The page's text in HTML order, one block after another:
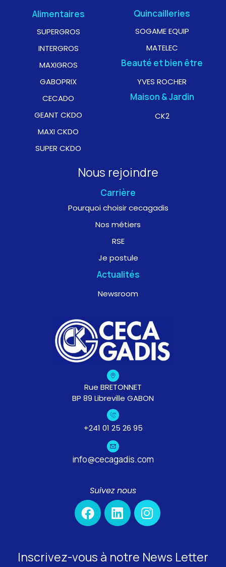
Alimentaires
SUPERGROS
INTERGROS
MAXIGROS
GABOPRIX
CECADO
GEANT CKDO
MAXI CKDO
SUPER CKDO
Quincailleries
SOGAME EQUIP
MATELEC
Beauté et bien être
YVES ROCHER
Maison & Jardin
CK2
Nous rejoindre
Carrière
Pourquoi choisir cecagadis
Nos métiers
RSE
Je postule
Actualités
Newsroom
Rue BRETONNET
BP 89 Libreville GABON
+241 01 25 26 95
info@cecagadis.com
Suivez nous
Inscrivez-vous à notre News Letter